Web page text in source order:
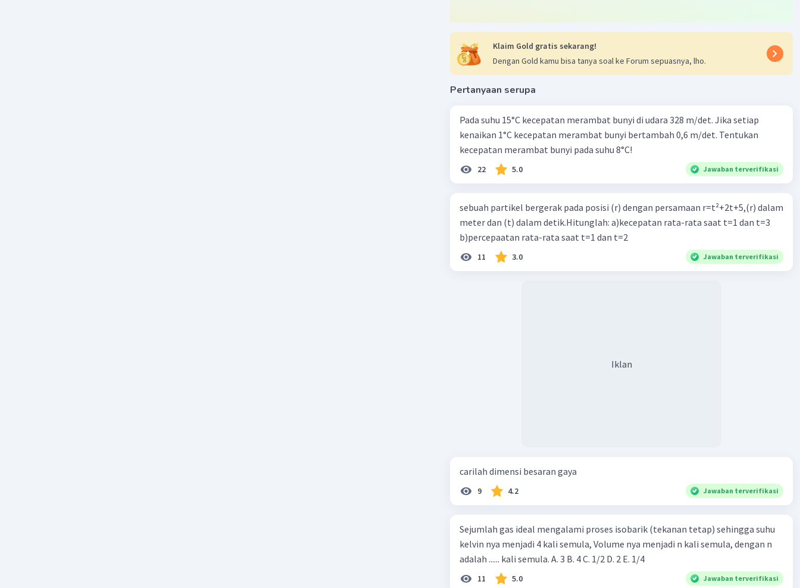
F1 = 6 N
R = ....?
Pembahasan :
Hitung komponen vektor masing-masing gaya :
F1x = F1 cos 𝜃
F1x = 6 cos 30°
F1x = 5,19 N
F1y = F1 sin 𝜃
F1y = 6 sin 30°
F1y = 6(½)
R = 5,7 N
Jadi besar resultan dari gaya F1 dan F2 tersebut adalah 5,7 N.
Beri Rating·3.7(3) Balas
Klaim Gold gratis sekarang!
Dengan Gold kamu bisa tanya soal ke Forum sepuasnya, lho.
Pertanyaan serupa
Pada suhu 15°C kecepatan merambat bunyi di udara 328 m/det. Jika setiap
kenaikan 1°C kecepatan merambat bunyi bertambah 0,6 m/det. Tentukan
kecepatan merambat bunyi pada suhu 8°C!
22 5.0 Jawaban terverifikasi
sebuah partikel bergerak pada posisi (r) dengan persamaan r=t²+2t+5,(r) dalam
meter dan (t) dalam detik.Hitunglah: a)kecepatan rata-rata saat t=1 dan t=3
b)percepaatan rata-rata saat t=1 dan t=2
11 3.0 Jawaban terverifikasi
Iklan
carilah dimensi besaran gaya
9 4.2 Jawaban terverifikasi
Sejumlah gas ideal mengalami proses isobarik (tekanan tetap) sehingga suhu
kelvin nya menjadi 4 kali semula, Volume nya menjadi n kali semula, dengan n
adalah ...... kali semula. A. 3 B. 4 C. 1/2 D. 2 E. 1/4
11 5.0 Jawaban terverifikasi